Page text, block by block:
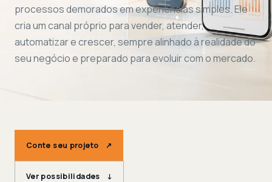
processos demorados em experiências simples. Ele
cria um canal próprio para vender, atender,
automatizar e crescer, sempre alinhado à realidade do
seu negócio e preparado para evoluir com o mercado.
Conte seu projeto ↗
Ver possibilidades ↓